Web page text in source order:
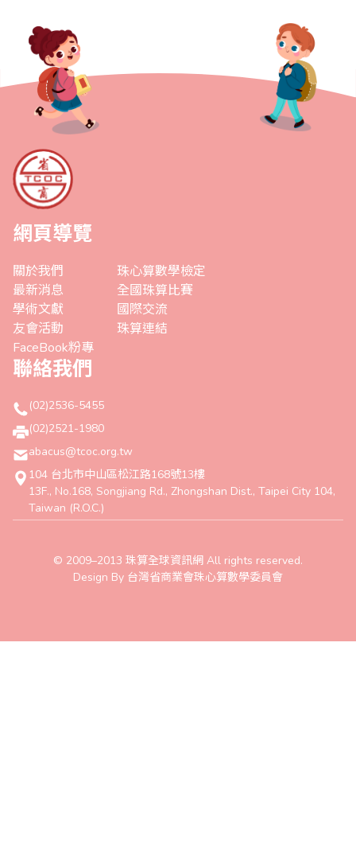
網頁導覽
關於我們
最新消息
學術文獻
友會活動
FaceBook粉專
珠心算數學檢定
全國珠算比賽
國際交流
珠算連結
聯絡我們
(02)2536-5455
(02)2521-1980
abacus@tcoc.org.tw
104 台北市中山區松江路168號13樓
13F., No.168, Songjiang Rd., Zhongshan Dist., Taipei City 104,
Taiwan (R.O.C.)
© 2009–2013 珠算全球資訊網 All rights reserved.
Design By 台灣省商業會珠心算數學委員會